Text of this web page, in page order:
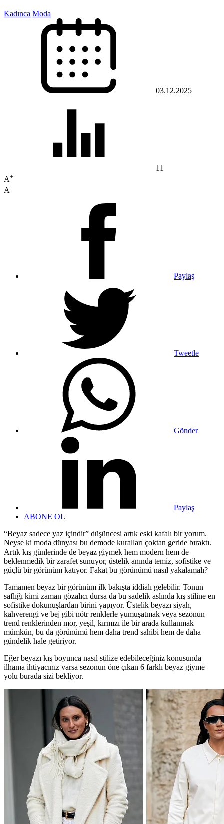
Kadınca Moda
03.12.2025
11
A+
A-
Paylaş
Tweetle
Gönder
Paylaş
ABONE OL
“Beyaz sadece yaz içindir” düşüncesi artık eski kafalı bir yorum.
Neyse ki moda dünyası bu demode kuralları çoktan geride bıraktı.
Artık kış günlerinde de beyaz giymek hem modern hem de
beklenmedik bir zarafet sunuyor, üstelik anında temiz, sofistike ve
güçlü bir görünüm katıyor. Fakat bu görünümü nasıl yakalamalı?
Tamamen beyaz bir görünüm ilk bakışta iddialı gelebilir. Tonun
saflığı kimi zaman gözalıcı dursa da bu sadelik aslında kış stiline en
sofistike dokunuşlardan birini yapıyor. Üstelik beyazı siyah,
kahverengi ve bej gibi nötr renklerle yumuşatmak veya sezonun
trend renklerinden mor, yeşil, kırmızı ile bir arada kullanmak
mümkün, bu da görünümü hem daha trend sahibi hem de daha
gündelik hale getiriyor.
Eğer beyazı kış boyunca nasıl stilize edebileceğiniz konusunda
ilhama ihtiyacınız varsa sezonun öne çıkan 6 farklı beyaz giyme
yolu burada sizi bekliyor.